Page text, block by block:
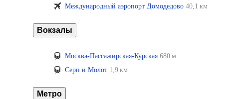
Международный аэропорт Домодедово 40,1 км
Вокзалы
Москва-Пассажирская-Курская 680 м
Серп и Mолот 1,9 км
Метро